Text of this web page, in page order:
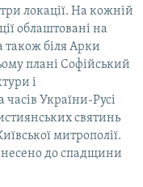
локації. На кожній
облаштовані на
також біля Арки
плані Софійський
і
України-Русі
святинь
митрополії.
до спадщини